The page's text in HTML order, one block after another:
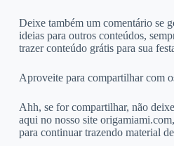
Deixe também um comentário se
ideias para outros conteúdos,
trazer conteúdo grátis para sua
Aproveite para compartilhar com
Ahh, se for compartilhar, não
aqui no nosso site
para continuar trazendo material